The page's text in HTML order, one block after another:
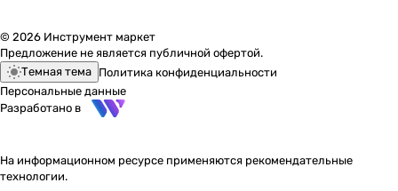
© 2026 Инструмент маркет
Предложение не является публичной офертой.
Темная тема Политика конфиденциальности
Персональные данные
Разработано в
На информационном ресурсе применяются рекомендательные
технологии.